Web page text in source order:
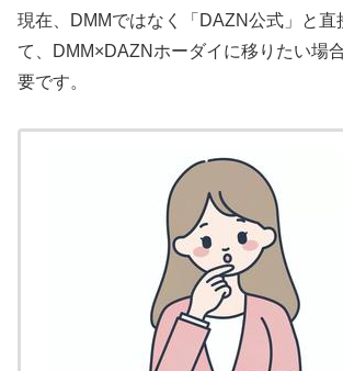
現在、DMMではなく「DAZN公式」と直
て、DMM×DAZNホーダイに移りたい場
要です。